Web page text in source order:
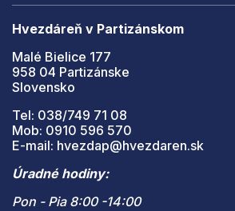
Hvezdáreň v Partizánskom
Malé Bielice 177
958 04 Partizánske
Slovensko
Tel: 038/749 71 08
Mob: 0910 596 570
E-mail: hvezdap@hvezdaren.sk
Úradné hodiny:
Pon - Pia 8:00 -14:00